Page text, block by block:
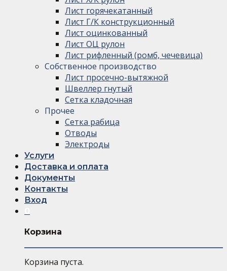
Лист горячекатанный
Лист Г/К конструкционный
Лист оцинкованный
Лист ОЦ рулон
Лист рифленный (ромб, чечевица)
Собственное производство
Лист просечно-вытяжной
Швеллер гнутый
Сетка кладочная
Прочее
Сетка рабица
Отводы
Электроды
Услуги
Доставка и оплата
Документы
Контакты
Вход
Корзина
Корзина пуста.